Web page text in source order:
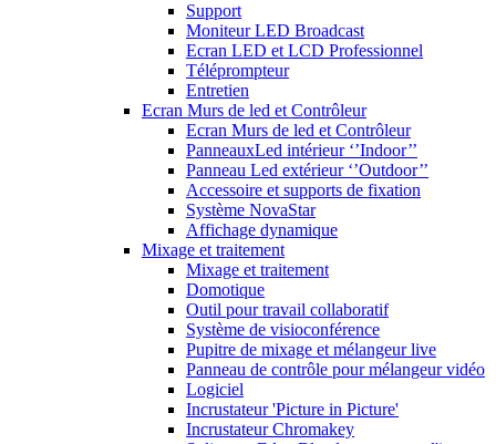
Support
Moniteur LED Broadcast
Ecran LED et LCD Professionnel
Téléprompteur
Entretien
Ecran Murs de led et Contrôleur
Ecran Murs de led et Contrôleur
PanneauxLed intérieur ‘’Indoor’’
Panneau Led extérieur ‘’Outdoor’’
Accessoire et supports de fixation
Système NovaStar
Affichage dynamique
Mixage et traitement
Mixage et traitement
Domotique
Outil pour travail collaboratif
Système de visioconférence
Pupitre de mixage et mélangeur live
Panneau de contrôle pour mélangeur vidéo
Logiciel
Incrustateur 'Picture in Picture'
Incrustateur Chromakey